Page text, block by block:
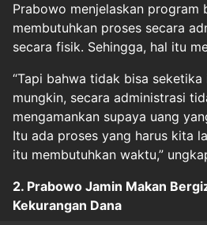
Prabowo menjelaskan program
membutuhkan proses secara
secara fisik. Sehingga, hal itu
“Tapi bahwa tidak bisa
mungkin, secara administrasi
mengamankan supaya uang
Itu ada proses yang harus kita
itu membutuhkan waktu,”
2. Prabowo Jamin Makan
Kekurangan Dana